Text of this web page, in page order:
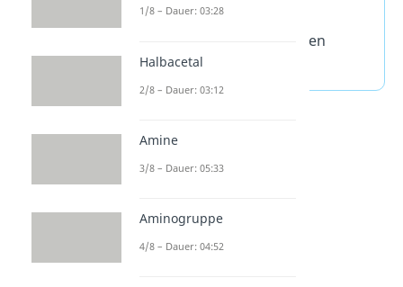
Kettenübertragung und
Termination zu Polymeren
zusammengesetzt.
1/8 – Dauer: 03:28
Halbacetal
2/8 – Dauer: 03:12
Amine
3/8 – Dauer: 05:33
Aminogruppe
4/8 – Dauer: 04:52